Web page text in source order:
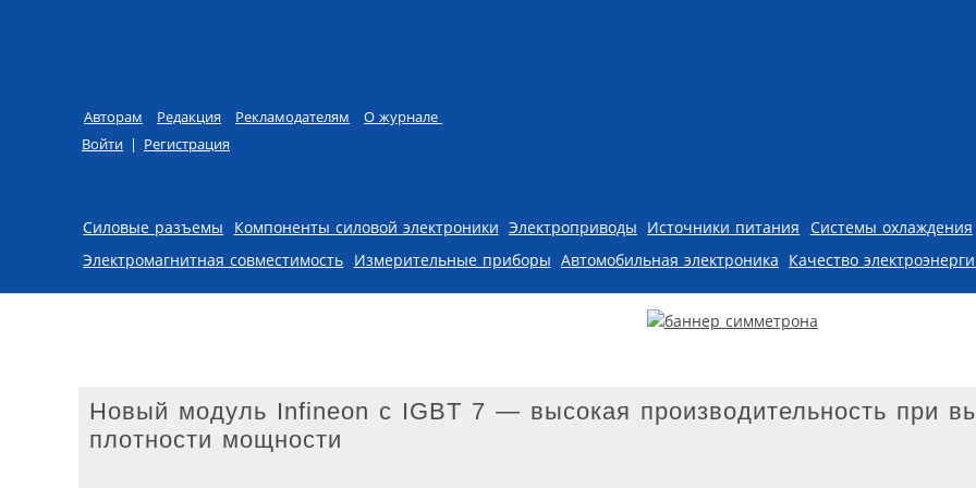
Авторам Редакция Рекламодателям
О журнале
Войти | Регистрация
Skip to content
Силовые разъемы Компоненты силовой электроники Электроприводы Источники питания Системы охлаждения
Электромагнитная совместимость Измерительные приборы Автомобильная электроника Качество
Новый модуль Infineon с IGBT 7 — высокая производительность при
плотности мощности